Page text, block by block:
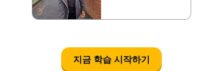
지금 학습 시작하기